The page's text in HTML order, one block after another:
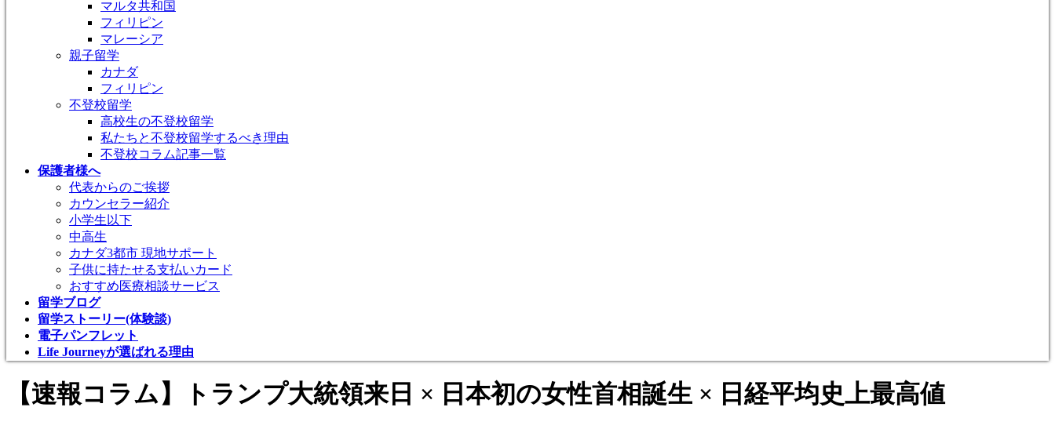
マルタ共和国
フィリピン
マレーシア
親子留学
カナダ
フィリピン
不登校留学
高校生の不登校留学
私たちと不登校留学するべき理由
不登校コラム記事一覧
保護者様へ
代表からのご挨拶
カウンセラー紹介
小学生以下
中高生
カナダ3都市 現地サポート
子供に持たせる支払いカード
おすすめ医療相談サービス
留学ブログ
留学ストーリー(体験談)
電子パンフレット
Life Journeyが選ばれる理由
【速報コラム】トランプ大統領来日 × 日本初の女性首相誕生 × 日経平均史上最高値